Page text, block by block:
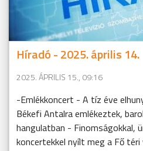
Híradó - 2025. április 14.
2025. ÁPRILIS 15., 09:16
-Emlékkoncert - A tíz éve
Békefi Antalra emlékeztek,
hangulatban - Finomságokkal,
koncertekkel nyílt meg a Fő téri